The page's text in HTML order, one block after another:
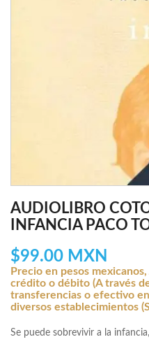
AUDIOLIBRO
INFANCIA PACO
$99.00 MXN
Precio en pesos
crédito o débito (A través
transferencias o efectivo
diversos establecimientos
Se puede sobrevivir a la